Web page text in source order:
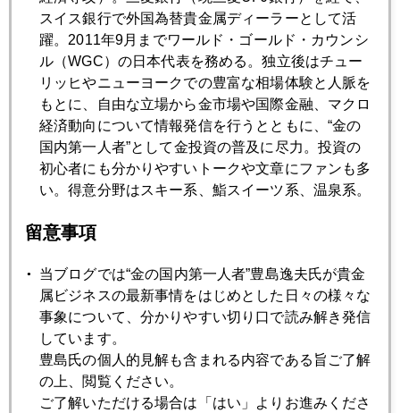
2025年
1月 2月 3月 4月 5月 6月
7月
2025年11月28日
ＮＹ市場は感謝祭休暇で閑散
2025年11月26日
エヌビディア社、「世紀の空売り王」に猛然と反論
スイス銀行で外国為替貴金属ディーラーとして活
躍。2011年9月までワールド・ゴールド・カウンシ
ル（WGC）の日本代表を務める。独立後はチュー
リッヒやニューヨークでの豊富な相場体験と人脈を
もとに、自由な立場から金市場や国際金融、マクロ
経済動向について情報発信を行うとともに、“金の
国内第一人者”として金投資の普及に尽力。投資の
初心者にも分かりやすいトークや文章にファンも多
い。得意分野はスキー系、鮨スイーツ系、温泉系。
留意事項
当ブログでは“金の国内第一人者”豊島逸夫氏が貴金
属ビジネスの最新事情をはじめとした日々の様々な
事象について、分かりやすい切り口で読み解き発信
しています。
豊島氏の個人的見解も含まれる内容である旨ご了解
の上、閲覧ください。
ご了解いただける場合は「はい」よりお進みくださ